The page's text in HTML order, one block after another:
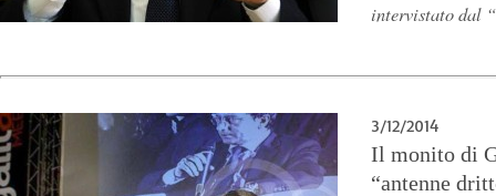
intervistato dal
3/12/2014
Il monito di
“antenne